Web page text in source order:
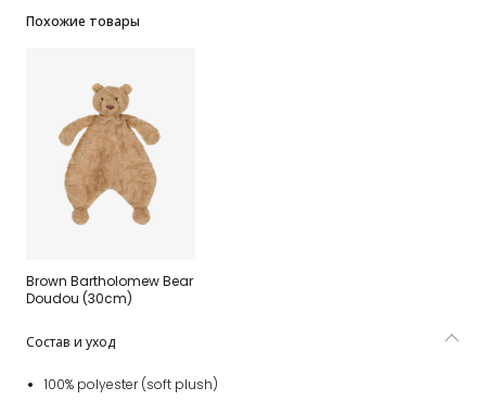
Похожие товары
Brown Bartholomew Bear
Doudou (30cm)
Состав и уход
100% polyester (soft plush)